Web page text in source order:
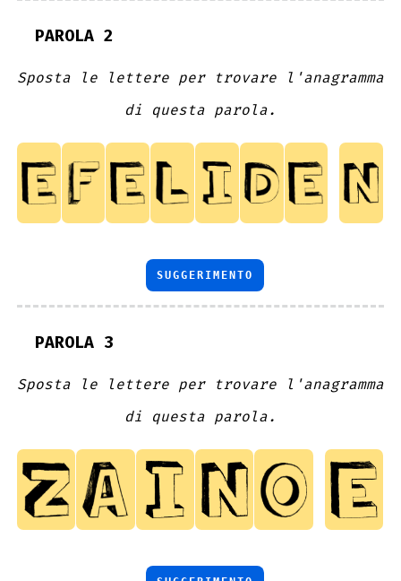
PAROLA 2
Sposta le lettere per trovare l'anagramma
di questa parola.
SUGGERIMENTO
PAROLA 3
Sposta le lettere per trovare l'anagramma
di questa parola.